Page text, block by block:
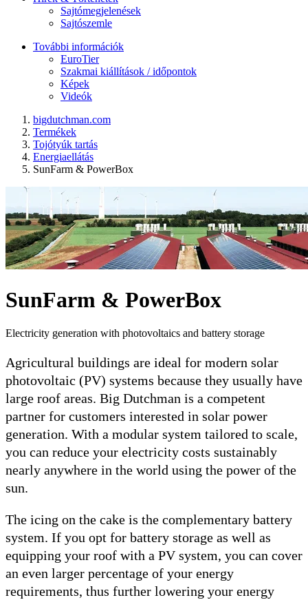
Sajtómegjelenések
Sajtószemle
További információk
EuroTier
Szakmai kiállítások / időpontok
Képek
Videók
bigdutchman.com
Termékek
Tojótyúk tartás
Energiaellátás
SunFarm & PowerBox
SunFarm & PowerBox
Electricity generation with photovoltaics and battery storage
Agricultural buildings are ideal for modern solar
photovoltaic (PV) systems because they usually have
large roof areas. Big Dutchman is a competent
partner for customers interested in solar power
generation. With a modular system tailored to scale,
you can reduce your electricity costs sustainably
nearly anywhere in the world using the power of the
sun.
The icing on the cake is the complementary battery
system. If you opt for battery storage as well as
equipping your roof with a PV system, you can cover
an even larger percentage of your energy
requirements, thus further lowering your energy